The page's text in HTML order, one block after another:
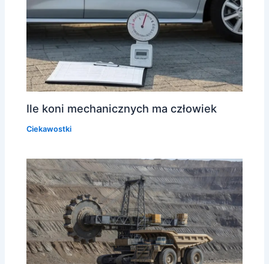
Ile koni mechanicznych ma człowiek
Ciekawostki